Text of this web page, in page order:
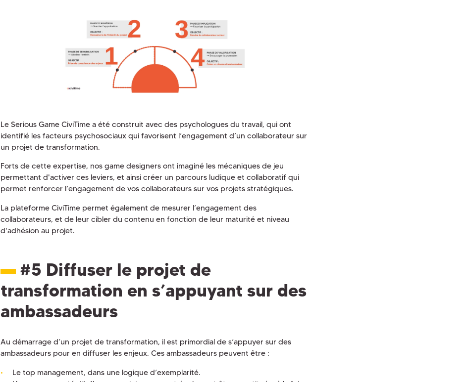
Le Serious Game CiviTime a été construit avec des psychologues du travail, qui ont
identifié les facteurs psychosociaux qui favorisent l’engagement d’un collaborateur sur
un projet de transformation.
Forts de cette expertise, nos game designers ont imaginé les mécaniques de jeu
permettant d'activer ces leviers, et ainsi créer un parcours ludique et collaboratif qui
permet renforcer l’engagement de vos collaborateurs sur vos projets stratégiques.
La plateforme CiviTime permet également de mesurer l’engagement des
collaborateurs, et de leur cibler du contenu en fonction de leur maturité et niveau
d'adhésion au projet.
#5 Diffuser le projet de
transformation en s’appuyant sur des
ambassadeurs
Au démarrage d’un projet de transformation, il est primordial de s’appuyer sur des
ambassadeurs pour en diffuser les enjeux. Ces ambassadeurs peuvent être :
Le top management, dans une logique d’exemplarité.